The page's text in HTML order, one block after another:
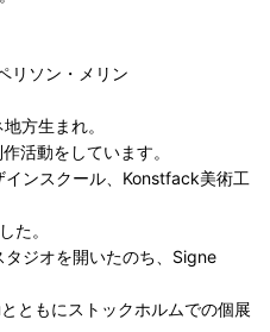
リソン・メリン
方生まれ。
活動をしています。
ンスクール、Konstfack美術工
た。
ジオを開いたのち、Signe
ともにストックホルムでの個展